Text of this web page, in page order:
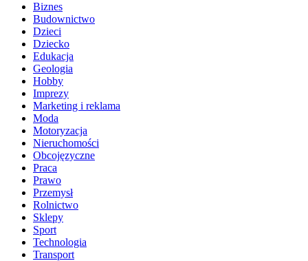
Biznes
Budownictwo
Dzieci
Dziecko
Edukacja
Geologia
Hobby
Imprezy
Marketing i reklama
Moda
Motoryzacja
Nieruchomości
Obcojęzyczne
Praca
Prawo
Przemysł
Rolnictwo
Sklepy
Sport
Technologia
Transport